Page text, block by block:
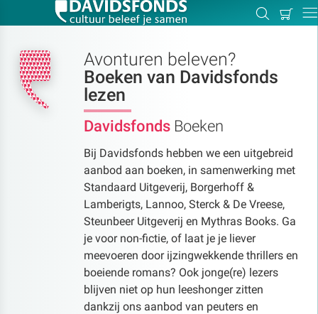
Zoeken
Mijn
Avonturen beleven?
Boeken van Davidsfonds
lezen
Davidsfonds Boeken
Bij Davidsfonds hebben we een uitgebreid
aanbod aan boeken, in samenwerking met
Standaard Uitgeverij, Borgerhoff &
Lamberigts, Lannoo, Sterck & De Vreese,
Steunbeer Uitgeverij en Mythras Books. Ga
je voor non-fictie, of laat je je liever
meevoeren door ijzingwekkende thrillers en
boeiende romans? Ook jonge(re) lezers
blijven niet op hun leeshonger zitten
dankzij ons aanbod van peuters en